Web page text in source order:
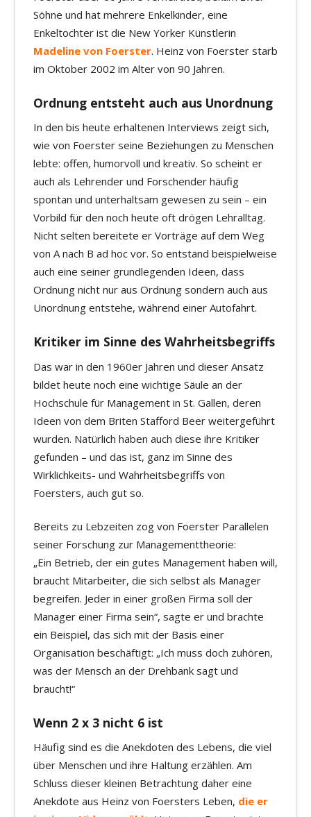
Söhne und hat mehrere Enkelkinder, eine
Enkeltochter ist die New Yorker Künstlerin
Madeline von Foerster. Heinz von Foerster starb
im Oktober 2002 im Alter von 90 Jahren.
Ordnung entsteht auch aus Unordnung
In den bis heute erhaltenen Interviews zeigt sich,
wie von Foerster seine Beziehungen zu Menschen
lebte: offen, humorvoll und kreativ. So scheint er
auch als Lehrender und Forschender häufig
spontan und unterhaltsam gewesen zu sein – ein
Vorbild für den noch heute oft drögen Lehralltag.
Nicht selten bereitete er Vorträge auf dem Weg
von A nach B ad hoc vor. So entstand beispielweise
auch eine seiner grundlegenden Ideen, dass
Ordnung nicht nur aus Ordnung sondern auch aus
Unordnung entstehe, während einer Autofahrt.
Kritiker im Sinne des Wahrheitsbegriffs
Das war in den 1960er Jahren und dieser Ansatz
bildet heute noch eine wichtige Säule an der
Hochschule für Management in St. Gallen, deren
Ideen von dem Briten Stafford Beer weitergeführt
wurden. Natürlich haben auch diese ihre Kritiker
gefunden – und das ist, ganz im Sinne des
Wirklichkeits- und Wahrheitsbegriffs von
Foersters, auch gut so.
Bereits zu Lebzeiten zog von Foerster Parallelen
seiner Forschung zur Managementtheorie:
„Ein Betrieb, der ein gutes Management haben will,
braucht Mitarbeiter, die sich selbst als Manager
begreifen. Jeder in einer großen Firma soll der
Manager einer Firma sein“, sagte er und brachte
ein Beispiel, das sich mit der Basis einer
Organisation beschäftigt: „Ich muss doch zuhören,
was der Mensch an der Drehbank sagt und
braucht!“
Wenn 2 x 3 nicht 6 ist
Häufig sind es die Anekdoten des Lebens, die viel
über Menschen und ihre Haltung erzählen. Am
Schluss dieser kleinen Betrachtung daher eine
Anekdote aus Heinz von Foersters Leben, die er